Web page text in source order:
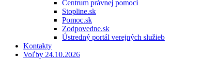
Centrum právnej pomoci
Stopline.sk
Pomoc.sk
Zodpovedne.sk
Ústredný portál verejných služieb
Kontakty
Voľby 24.10.2026